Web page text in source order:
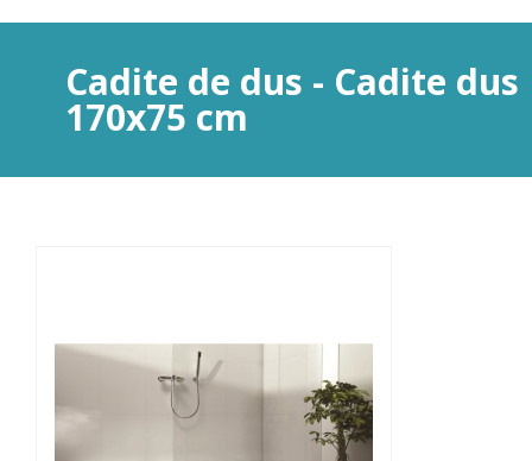
Cadite de dus - Cadite dus
170x75 cm